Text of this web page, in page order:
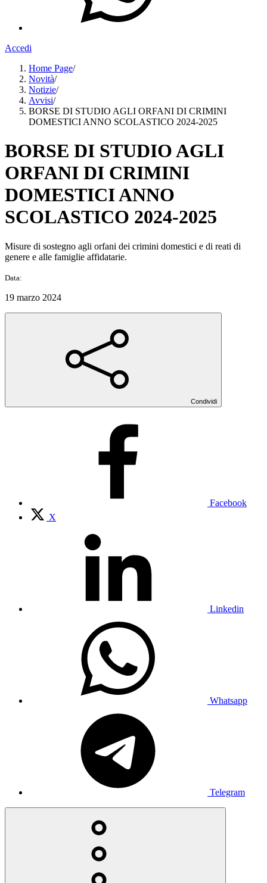
Accedi
Home Page/
Novità/
Notizie/
Avvisi/
BORSE DI STUDIO AGLI ORFANI DI CRIMINI
DOMESTICI ANNO SCOLASTICO 2024-2025
BORSE DI STUDIO AGLI
ORFANI DI CRIMINI
DOMESTICI ANNO
SCOLASTICO 2024-2025
Misure di sostegno agli orfani dei crimini domestici e di reati di
genere e alle famiglie affidatarie.
Data:
19 marzo 2024
Condividi
Facebook
X
Linkedin
Whatsapp
Telegram